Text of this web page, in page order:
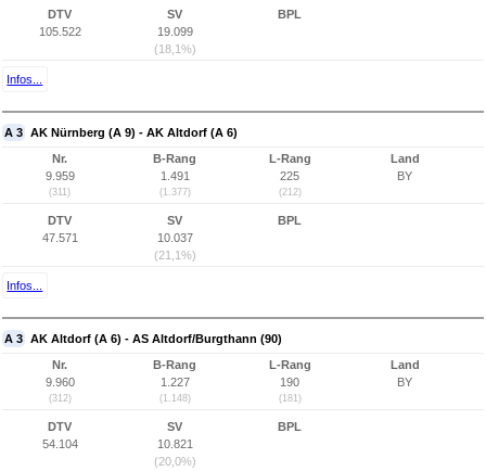
DTV
105.522
SV
19.099
(18,1%)
BPL
Infos...
A 3 AK Nürnberg (A 9) - AK Altdorf (A 6)
Nr.
9.959
(311)
B-Rang
1.491
(1.377)
L-Rang
225
(212)
Land
BY
DTV
47.571
SV
10.037
(21,1%)
BPL
Infos...
A 3 AK Altdorf (A 6) - AS Altdorf/Burgthann (90)
Nr.
9.960
(312)
B-Rang
1.227
(1.148)
L-Rang
190
(181)
Land
BY
DTV
54.104
SV
10.821
(20,0%)
BPL